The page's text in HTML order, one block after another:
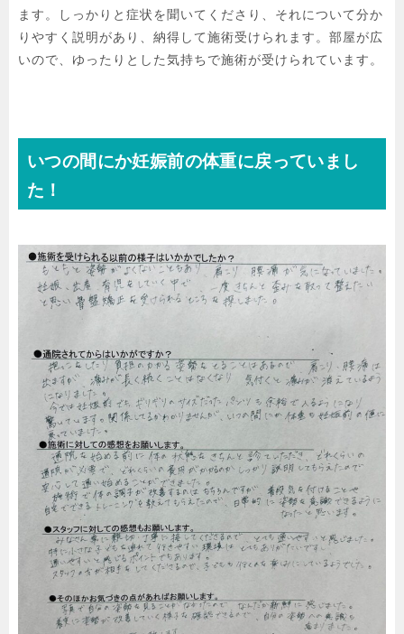
ます。しっかりと症状を聞いてくださり、それについて分か
りやすく説明があり、納得して施術受けられます。部屋が広
いので、ゆったりとした気持ちで施術が受けられています。
いつの間にか妊娠前の体重に戻っていまし
た！